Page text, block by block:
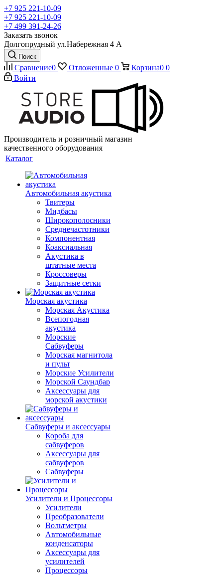
+7 925 221-10-09
+7 925 221-10-09
+7 499 391-24-26
Заказать звонок
Долгопрудный ул.Набережная 4 А
Поиск
Сравнение0 Отложенные 0 Корзина0 0
Войти
Производитель и розничный магазин
качественного оборудования
Каталог
Автомобильная акустика
Твитеры
Мидбасы
Широкополосники
Среднечастотники
Компонентная
Коаксиальная
Акустика в
штатные места
Кроссоверы
Защитные сетки
Морская акустика
Морская Акустика
Всепогодная
акустика
Морские
Сабвуферы
Морская магнитола
и пульт
Морские Усилители
Морской Cаундбар
Аксессуары для
морской акустики
Сабвуферы и аксессуары
Короба для
сабвуферов
Аксессуары для
сабвуферов
Сабвуферы
Усилители и Процессоры
Усилители
Преобразователи
Вольтметры
Автомобильные
конденсаторы
Аксессуары для
усилителей
Процессоры